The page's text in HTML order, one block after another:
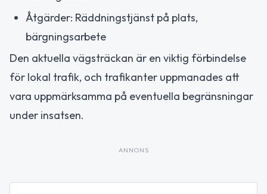
Åtgärder: Räddningstjänst på plats,
bärgningsarbete
Den aktuella vägsträckan är en viktig förbindelse
för lokal trafik, och trafikanter uppmanades att
vara uppmärksamma på eventuella begränsningar
under insatsen.
ANNONS